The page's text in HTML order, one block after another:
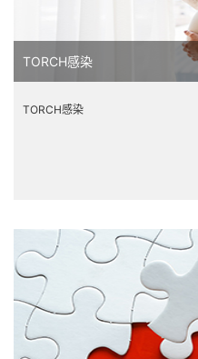
TORCH感染
TORCH感染